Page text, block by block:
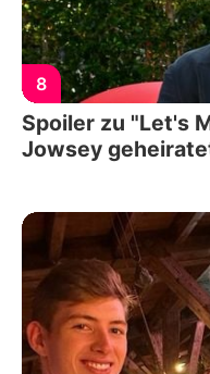
8
Spoiler zu "Let's
Jowsey